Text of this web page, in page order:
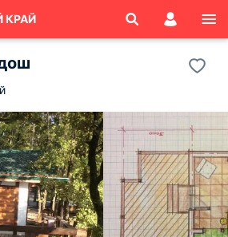
КРАЙ